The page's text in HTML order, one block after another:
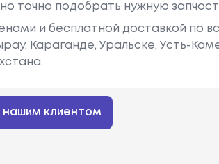
точно подобрать нужную
и бесплатной доставкой по
Караганде, Уральске, Усть-
нашим клиентом